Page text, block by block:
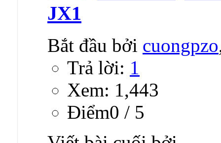
JX1
Bắt đầu bởi cuongpzo
Trả lời: 1
Xem: 1,443
Ðiểm0 / 5